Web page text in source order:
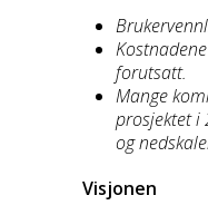
forutsatt.
Mange
prosjektet i
og
Visjonen